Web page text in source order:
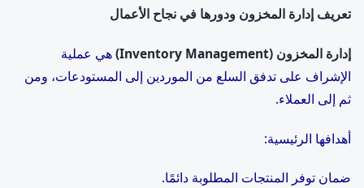
تعريف إدارة المخزون ودورها في نجاح الأعمال
إدارة المخزون (Inventory Management)
هي عملية
الإشراف على تدفق السلع من الموردين إلى المستودعات، ومن
ثم إلى العملاء.
أهدافها الرئيسية:
ضمان توفر المنتجات المطلوبة دائمًا.